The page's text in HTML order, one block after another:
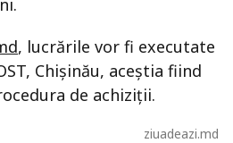
, lucrările vor fi executate
Chișinău, aceștia fiind
de achiziții.
ziuadeazi.md